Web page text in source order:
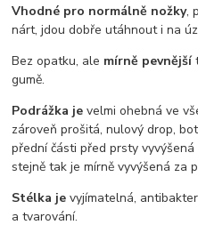
Vhodné pro normálně nožky,
nárt, jdou dobře utáhnout i na
Bez opatku, ale mírně pevnější
gumě.
Podrážka je velmi ohebná ve
zároveň prošitá, nulový drop,
přední části před prsty
stejně tak je mírně vyvýšená za
Stélka jevyjímatelná,
a tvarování.